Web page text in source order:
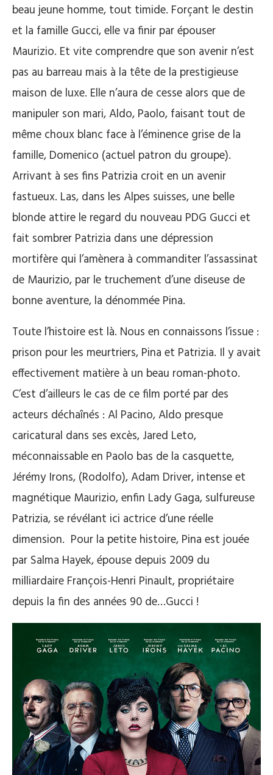
beau jeune homme, tout timide. Forçant le destin
et la famille Gucci, elle va finir par épouser
Maurizio. Et vite comprendre que son avenir n’est
pas au barreau mais à la tête de la prestigieuse
maison de luxe. Elle n’aura de cesse alors que de
manipuler son mari, Aldo, Paolo, faisant tout de
même choux blanc face à l’éminence grise de la
famille, Domenico (actuel patron du groupe).
Arrivant à ses fins Patrizia croit en un avenir
fastueux. Las, dans les Alpes suisses, une belle
blonde attire le regard du nouveau PDG Gucci et
fait sombrer Patrizia dans une dépression
mortifère qui l’amènera à commanditer l’assassinat
de Maurizio, par le truchement d’une diseuse de
bonne aventure, la dénommée Pina.
Toute l’histoire est là. Nous en connaissons l’issue :
prison pour les meurtriers, Pina et Patrizia. Il y avait
effectivement matière à un beau roman-photo.
C’est d’ailleurs le cas de ce film porté par des
acteurs déchaînés : Al Pacino, Aldo presque
caricatural dans ses excès, Jared Leto,
méconnaissable en Paolo bas de la casquette,
Jérémy Irons, (Rodolfo), Adam Driver, intense et
magnétique Maurizio, enfin Lady Gaga, sulfureuse
Patrizia, se révélant ici actrice d’une réelle
dimension. Pour la petite histoire, Pina est jouée
par Salma Hayek, épouse depuis 2009 du
milliardaire François-Henri Pinault, propriétaire
depuis la fin des années 90 de…Gucci !